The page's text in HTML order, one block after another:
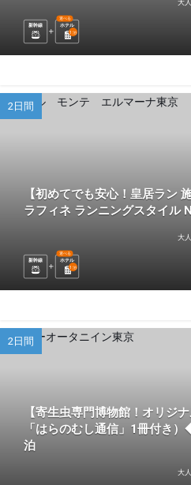
新幹線 ホテル
選べる
1 泊
大
2日間
【初めてでも安心！皇居ラン
ラフィネ ランニングスタイ
新幹線 ホテル
選べる
1 泊
大
2日間
【寄生虫専門博物館！オリジ
「はらのむし通信」1冊付き
泊
大